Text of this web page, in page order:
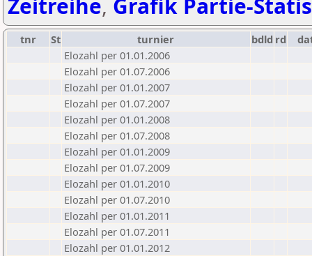
Zeitreihe, Grafik Partie-
tnr St turnier bdld rd
Elozahl per 01.01.2006
Elozahl per 01.07.2006
Elozahl per 01.01.2007
Elozahl per 01.07.2007
Elozahl per 01.01.2008
Elozahl per 01.07.2008
Elozahl per 01.01.2009
Elozahl per 01.07.2009
Elozahl per 01.01.2010
Elozahl per 01.07.2010
Elozahl per 01.01.2011
Elozahl per 01.07.2011
Elozahl per 01.01.2012